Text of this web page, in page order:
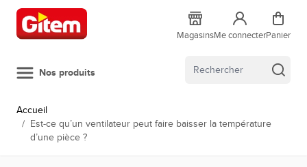
Allez au contenu
MagasinsMe connecterPanier
Nos produits
Accueil
/ Est-ce qu’un ventilateur peut faire baisser la température
d’une pièce ?